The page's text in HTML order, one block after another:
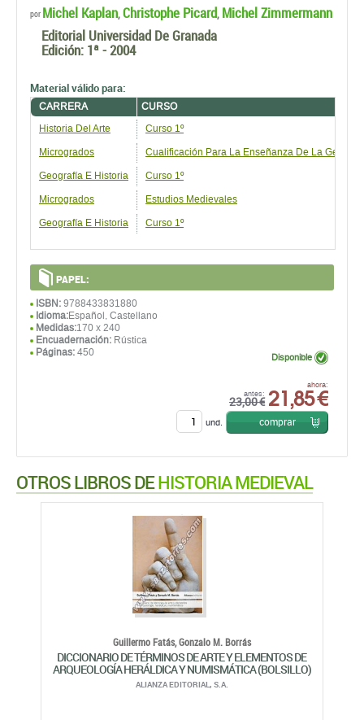
por Michel Kaplan,Christophe Picard, Michel Zimmermann
Editorial Universidad De Granada
Edición: 1ª - 2004
Material válido para:
CARRERA
CURSO
Historia Del Arte
Curso 1º
Microgrados Cualificación Para La Enseñanza De La
Geografía E Historia Curso 1º
Microgrados Estudios Medievales
Geografía E Historia Curso 1º
PAPEL:
ISBN: 9788433831880
Idioma:Español, Castellano
Medidas:170 x 240
Encuadernación: Rústica
Páginas: 450
antes:
23,00 €
ahora:
21,85 €
Disponible
und. comprar
OTROS LIBROS DEHISTORIA MEDIEVAL
Guillermo Fatás,Gonzalo M. Borrás
DICCIONARIO DE TÉRMINOS DE ARTE Y ELEMENTOS DE
ARQUEOLOGÍA HERÁLDICA Y NUMISMÁTICA (BOLSILLO)
ALIANZA EDITORIAL, S.A.